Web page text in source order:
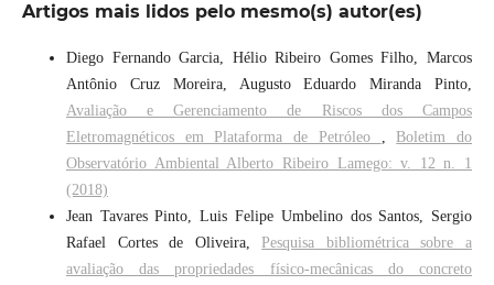
Artigos mais lidos pelo mesmo(s) autor(es)
Diego Fernando Garcia, Hélio Ribeiro Gomes Filho, Marcos
Antônio Cruz Moreira, Augusto Eduardo Miranda Pinto,
Avaliação e Gerenciamento de Riscos dos Campos
Eletromagnéticos em Plataforma de Petróleo , Boletim do
Observatório Ambiental Alberto Ribeiro Lamego: v. 12 n. 1
(2018)
Jean Tavares Pinto, Luis Felipe Umbelino dos Santos, Sergio
Rafael Cortes de Oliveira, Pesquisa bibliométrica sobre a
avaliação das propriedades físico-mecânicas do concreto